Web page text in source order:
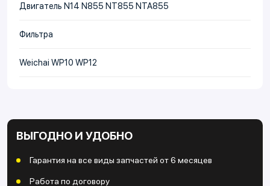
Двигатель N14 N855 NT855 NTA855
Фильтра
Weichai WP10 WP12
ВЫГОДНО И УДОБНО
Гарантия на все виды запчастей от 6 месяцев
Работа по договору